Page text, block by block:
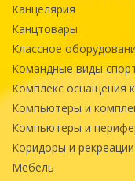
Канцелярия
Канцтовары
Классное
Командные виды
Комплекс оснащения
Компьютеры и
Компьютеры и
Коридоры и рекреации
Мебель